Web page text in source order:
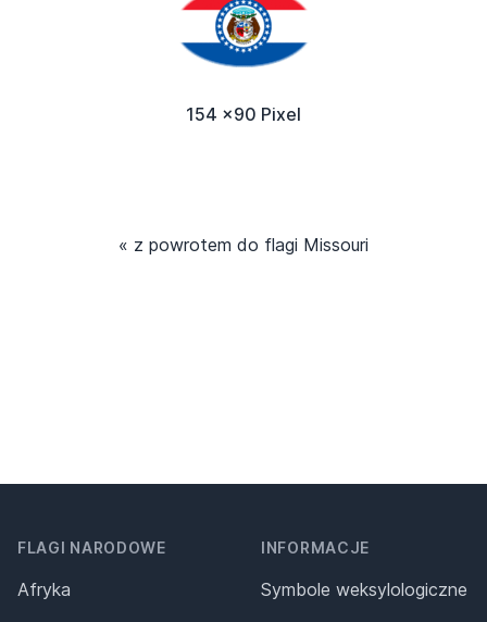
154 x90 Pixel
« z powrotem do flagi Missouri
FLAGI NARODOWE
Afryka
INFORMACJE
Symbole weksylologiczne